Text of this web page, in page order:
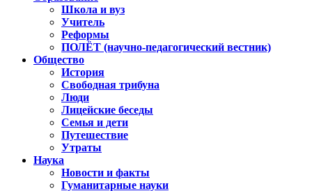
Школа и вуз
Учитель
Реформы
ПОЛЁТ (научно-педагогический вестник)
Общество
История
Свободная трибуна
Люди
Лицейские беседы
Семья и дети
Путешествие
Утраты
Наука
Новости и факты
Гуманитарные науки